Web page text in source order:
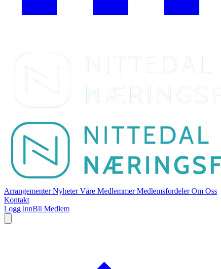
ArrangementerNyheterVåre MedlemmerMedlemsfordelerOm Oss
Kontakt
Logg innBli Medlem